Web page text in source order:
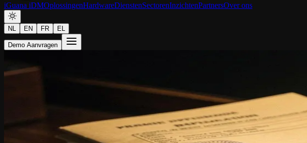
iGuana iDMOplossingenHardwareDienstenSectorenInzichtenPartnersOver ons
NL EN FR EL
Demo Aanvragen
Omgevingsvergunningen raadplegen via AI-gestuurde chat
Omgevingsvergunningsdossiers zijn omvangrijk, complex en tijdgevoelig. Burgers die een
MiraKnows.ai, de AI-dataverwerkingsmodule van de Youston Group, biedt een direct
omgevingsvergunningsaanvragen.